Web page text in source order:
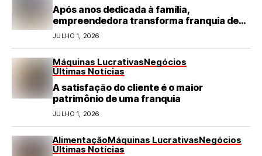
Após anos dedicada à família,
empreendedora transforma franquia de
turismo em negócio de destaque no RN
JULHO 1, 2026
Máquinas LucrativasNegócios
Últimas Notícias
A satisfação do cliente é o maior
patrimônio de uma franquia
JULHO 1, 2026
AlimentaçãoMáquinas LucrativasNegócios
Últimas Notícias